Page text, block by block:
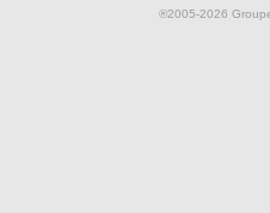
®2005-2026